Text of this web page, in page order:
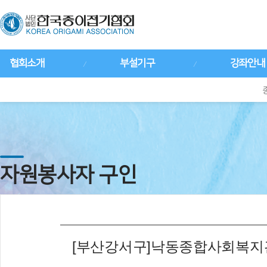
협회소개 부설기구 강좌안내
자원봉사자 구인
[부산강서구]낙동종합사회복